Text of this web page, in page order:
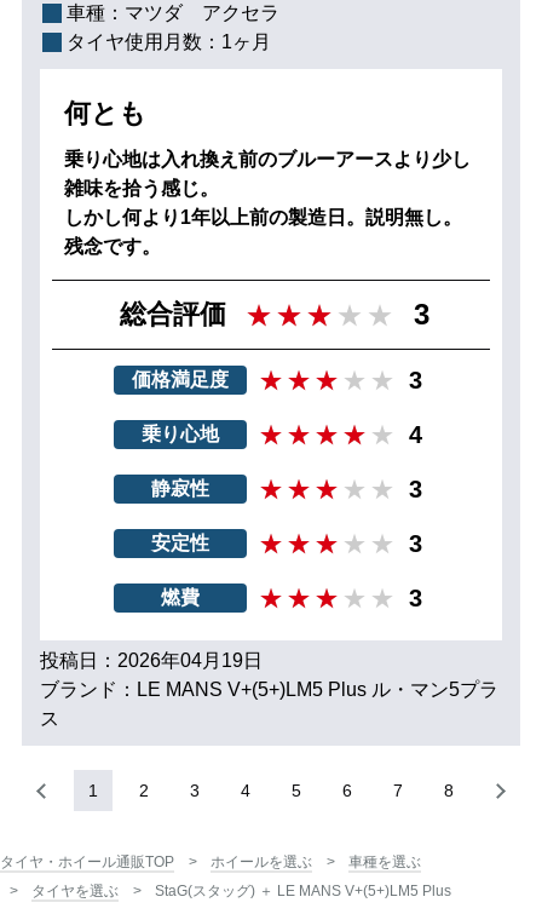
車種： マツダ アクセラ
タイヤ使用月数： 1ヶ月
何とも
乗り心地は入れ換え前のブルーアースより少し
雑味を拾う感じ。
しかし何より1年以上前の製造日。説明無し。
残念です。
総合評価 3
価格満足度 3
乗り心地 4
静寂性 3
安定性 3
燃費 3
投稿日：2026年04月19日
ブランド：LE MANS V+(5+)LM5 Plus ル・マン5プラ
ス
1 2 3 4 5 6 7 8
タイヤ・ホイール通販TOP ホイールを選ぶ
車種を選ぶ
タイヤを選ぶ
StaG(スタッグ) ＋ LE MANS V+(5+)LM5 Plus